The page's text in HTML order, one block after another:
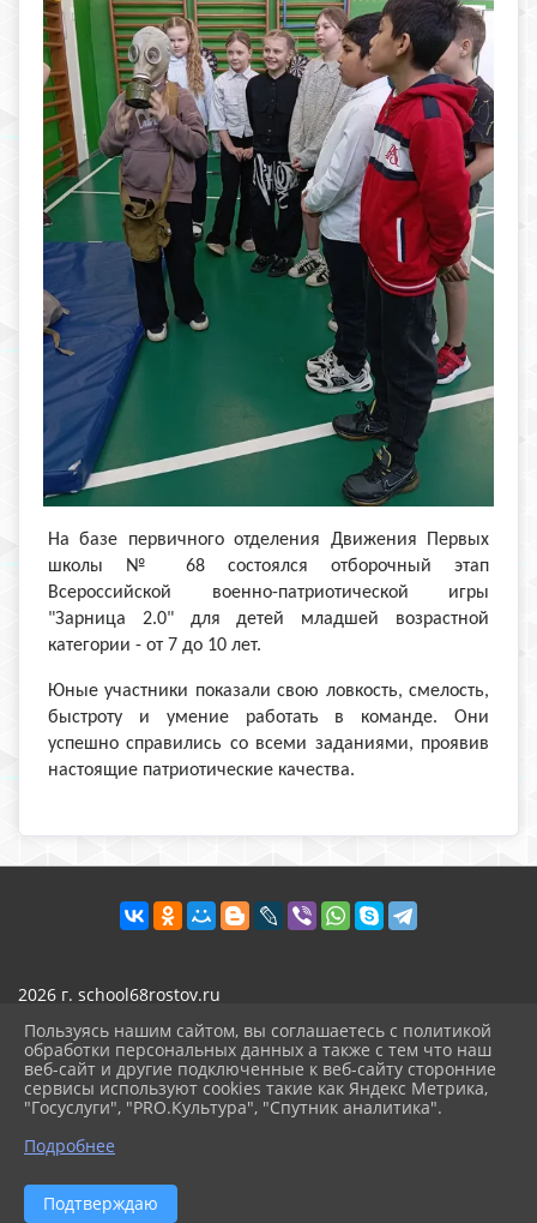
На базе первичного отделения Движения Первых
школы № 68 состоялся отборочный этап
Всероссийской военно-патриотической игры
"Зарница 2.0" для детей младшей возрастной
категории - от 7 до 10 лет.
Юные участники показали свою ловкость, смелость,
быстроту и умение работать в команде. Они
успешно справились со всеми заданиями, проявив
настоящие патриотические качества.
2026 г. school68rostov.ru
Карта сайта
Политика обработки персональных данных
Сделано на KubCMS
Разработка и поддержка
Пользуясь нашим сайтом, вы соглашаетесь с политикой
обработки персональных данных а также с тем что наш
веб-сайт и другие подключенные к веб-сайту сторонние
сервисы используют cookies такие как Яндекс Метрика,
"Госуслуги", "PRO.Культура", "Спутник аналитика".
Подробнее
Подтверждаю